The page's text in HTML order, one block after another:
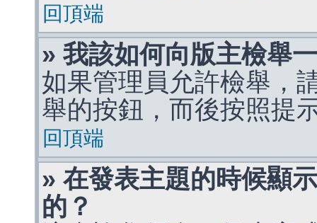
回頂端
» 我該如何向版主檢舉
如果管理員允許檢舉，
舉的按鈕，而後按照提
回頂端
» 在發表主題的時候顯
的？